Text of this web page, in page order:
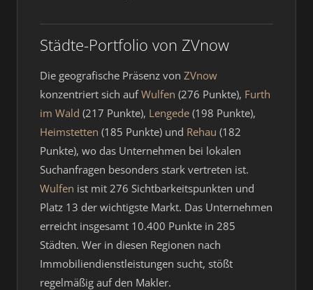
Städte-Portfolio von ZVnow
Die geografische Präsenz von ZVnow
konzentriert sich aufWulfen (276 Punkte), Furth
im Wald (217 Punkte), Lengede (198 Punkte),
Heimstetten (185 Punkte) und Rehau (182
Punkte), wo das Unternehmen bei lokalen
Suchanfragen besonders stark vertreten ist.
Wulfen ist mit 276 Sichtbarkeitspunkten und
Platz 13 der wichtigste Markt. Das Unternehmen
erreicht insgesamt 10.400 Punkte in 285
Städten. Wer in diesen Regionen nach
Immobiliendienstleistungen sucht, stößt
regelmäßig auf den Makler.